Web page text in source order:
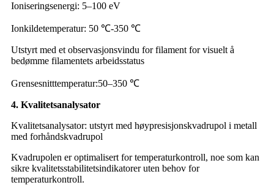
Ioniseringsenergi: 5–100 eV
Ionkildetemperatur: 50 ℃-350 ℃
Utstyrt med et observasjonsvindu for filament for visuelt å
bedømme filamentets arbeidsstatus
Grensesnitttemperatur:50–350 ℃
4. Kvalitetsanalysator
Kvalitetsanalysator: utstyrt med høypresisjonskvadrupol i metall
med forhåndskvadrupol
Kvadrupolen er optimalisert for temperaturkontroll, noe som kan
sikre kvalitetsstabilitetsindikatorer uten behov for
temperaturkontroll.